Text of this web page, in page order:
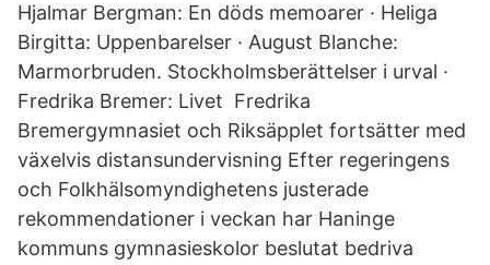
Hjalmar Bergman: En döds memoarer · Heliga
Birgitta: Uppenbarelser · August Blanche:
Marmorbruden. Stockholmsberättelser i urval ·
Fredrika Bremer: Livet Fredrika
Bremergymnasiet och Riksäpplet fortsätter med
växelvis distansundervisning Efter regeringens
och Folkhälsomyndighetens justerade
rekommendationer i veckan har Haninge
kommuns gymnasieskolor beslutat bedriva